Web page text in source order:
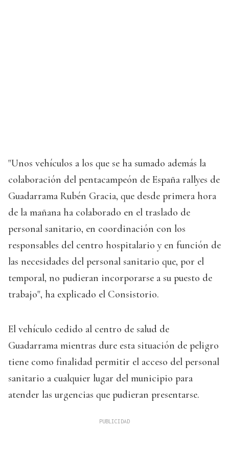
"Unos vehículos a los que se ha sumado además la
colaboración del pentacampeón de España rallyes de
Guadarrama Rubén Gracia, que desde primera hora
de la mañana ha colaborado en el traslado de
personal sanitario, en coordinación con los
responsables del centro hospitalario y en función de
las necesidades del personal sanitario que, por el
temporal, no pudieran incorporarse a su puesto de
trabajo", ha explicado el Consistorio.
El vehículo cedido al centro de salud de
Guadarrama mientras dure esta situación de peligro
tiene como finalidad permitir el acceso del personal
sanitario a cualquier lugar del municipio para
atender las urgencias que pudieran presentarse.